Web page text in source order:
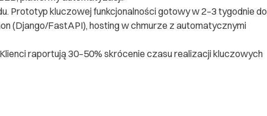
Prototyp kluczowej funkcjonalności gotowy w 2–3 tygodnie do
(Django/FastAPI), hosting w chmurze z automatycznymi
raportują 30–50% skrócenie czasu realizacji kluczowych